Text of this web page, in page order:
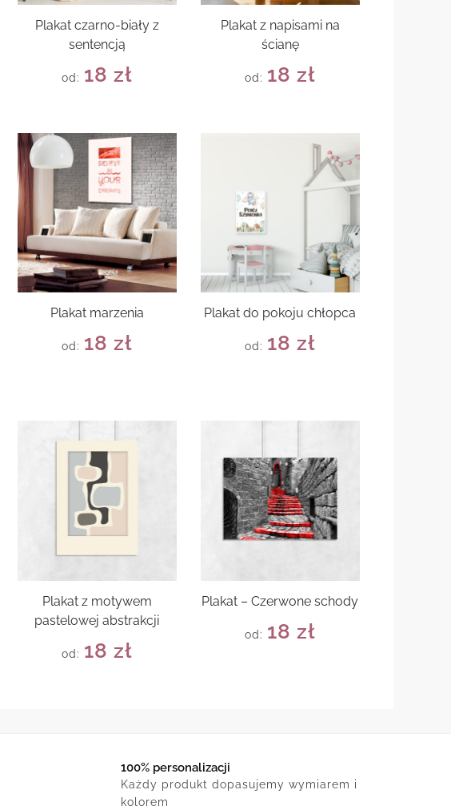
Plakat czarno-biały z
sentencją
od: 18zł
Plakat z napisami na
ścianę
od: 18zł
Plakat marzenia
od: 18zł
Plakat do pokoju chłopca
od: 18zł
Plakat z motywem
pastelowej abstrakcji
od: 18zł
Plakat – Czerwone schody
od: 18zł
100% personalizacji
Każdy produkt dopasujemy wymiarem i
kolorem